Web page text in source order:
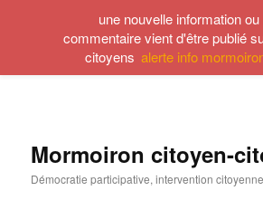
Mormoiron citoyen-
Démocratie participative, intervention
une nouvelle information
commentaire vient d'être publié
citoyens alerte info